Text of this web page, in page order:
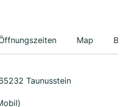
Map
Taunusstein